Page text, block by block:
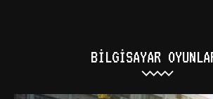
BILGISAYAR